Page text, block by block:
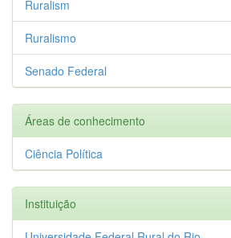
Ruralism
Ruralismo
Senado Federal
Áreas de conhecimento
Ciência Política
Instituição